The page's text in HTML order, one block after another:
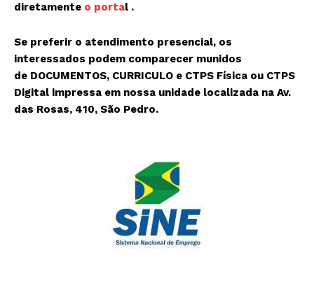
diretamente o portal .
Se preferir o atendimento presencial, os
interessados podem comparecer munidos
de DOCUMENTOS, CURRICULO e CTPS Física ou CTPS
Digital impressa em nossa unidade localizada na Av.
das Rosas, 410, São Pedro.